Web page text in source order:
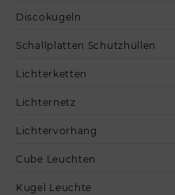
Discokugeln
Schallplatten Schutzhüllen
Lichterketten
Lichternetz
Lichtervorhang
Cube Leuchten
Kugel Leuchte